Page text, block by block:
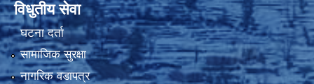
विधुतीय सेवा
घटना दर्ता
सामाजिक सुरक्षा
नागरिक वडापत्र